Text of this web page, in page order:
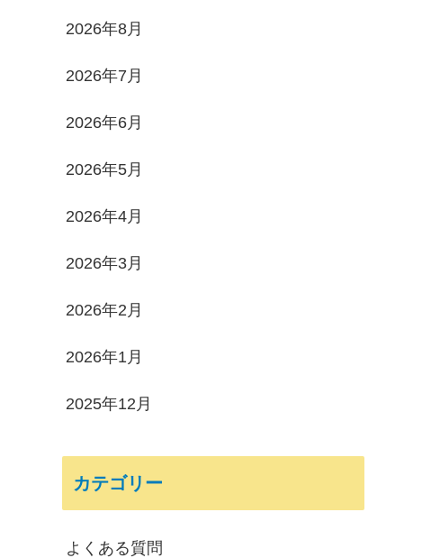
2026年8月
2026年7月
2026年6月
2026年5月
2026年4月
2026年3月
2026年2月
2026年1月
2025年12月
カテゴリー
よくある質問